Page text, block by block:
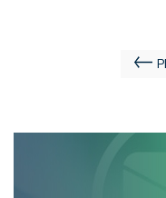
Navigazione